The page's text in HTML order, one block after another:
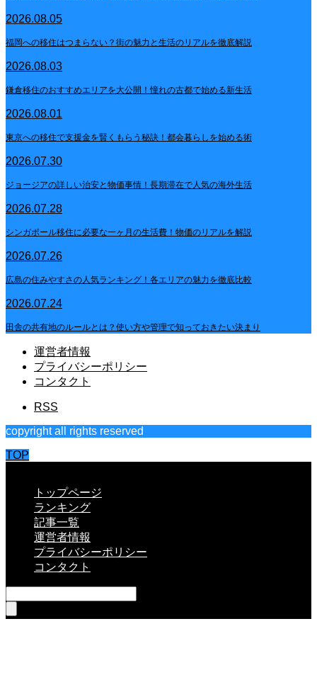
2026.08.05
福岡への移住はつまらない？街の魅力と生活のリアルを徹底解説
2026.08.03
鎌倉移住のおすすめエリアを大公開！憧れの古都で始める新生活
2026.08.01
東京への移住で支援金を賢くもらう秘訣！都会暮らしを始める術
2026.07.30
ジョージアの詳しい治安と物価事情！長期滞在で人気の海外生活
2026.07.28
シンガポール移住に必要な一ヶ月の生活費！物価のリアルを解説
2026.07.26
広島の住みやすさの人気ランキング！各エリアの魅力を徹底比較
2026.07.24
田舎の共有地のルールとは？使い方や管理で知っておきたい決まり
運営者情報
プライバシーポリシー
コンタクト
RSS
copyright all rights reserved
TOP
トップページ
ランキング
記事一覧
運営者情報
プライバシーポリシー
コンタクト